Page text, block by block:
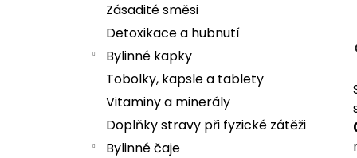
Zásadité směsi
Detoxikace a hubnutí
Bylinné kapky
Tobolky, kapsle a tablety
Vitaminy a minerály
Doplňky stravy při fyzické zátěži
Bylinné čaje